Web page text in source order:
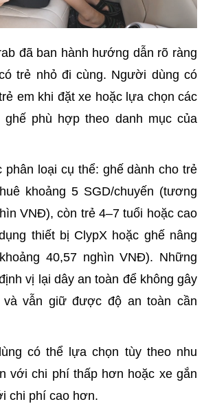
đã ban hành hướng dẫn rõ ràng
trẻ nhỏ đi cùng. Người dùng có
em khi đặt xe hoặc lựa chọn các
ghế phù hợp theo danh mục của
phân loại cụ thể: ghế dành cho trẻ
khoảng 5 SGD/chuyến (tương
VNĐ), còn trẻ 4–7 tuổi hoặc cao
thiết bị ClypX hoặc ghế nâng
40,57 nghìn VNĐ). Những
vị lại dây an toàn để không gây
và vẫn giữ được độ an toàn cần
có thể lựa chọn tùy theo nhu
với chi phí thấp hơn hoặc xe gắn
chi phí cao hơn.